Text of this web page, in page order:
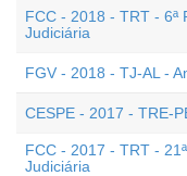
FCC - 2018 - TRT - 6ª
Judiciária
FGV - 2018 - TJ-AL -
CESPE - 2017 - TRE-
FCC - 2017 - TRT -
Judiciária